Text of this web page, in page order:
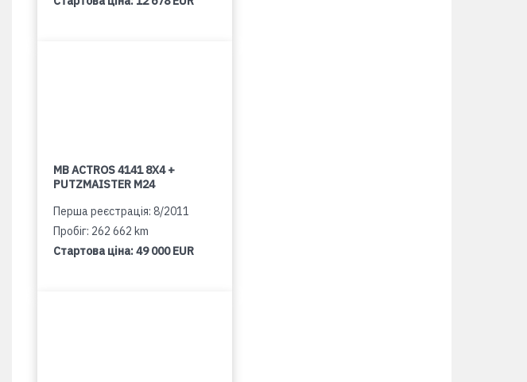
MB ACTROS 4141 8X4 +
PUTZMAISTER M24
Перша реєстрація: 8/2011
Пробіг: 262 662 km
Стартова ціна:49 000 EUR